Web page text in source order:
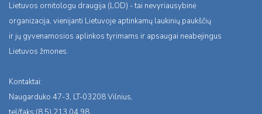
Lietuvos ornitologu draugija (LOD) - tai nevyriausybinė
organizacija, vienijanti Lietuvoje aptinkamų laukinių paukščių
ir jų gyvenamosios aplinkos tyrimams ir apsaugai neabejingus
Lietuvos žmones.
Kontaktai:
Naugarduko 47-3, LT-03208 Vilnius,